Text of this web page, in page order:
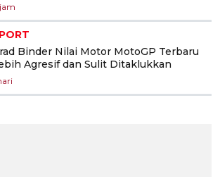
jam
Binder Nilai Motor MotoGP Terbaru
Agresif dan Sulit Ditaklukkan